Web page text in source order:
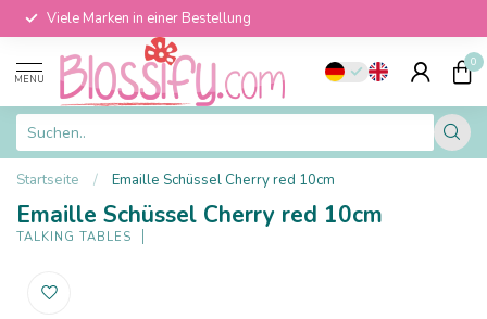
Viele Marken in einer Bestellung
MENU
0
Startseite / Emaille Schüssel Cherry red 10cm
Emaille Schüssel Cherry red 10cm
TALKING TABLES